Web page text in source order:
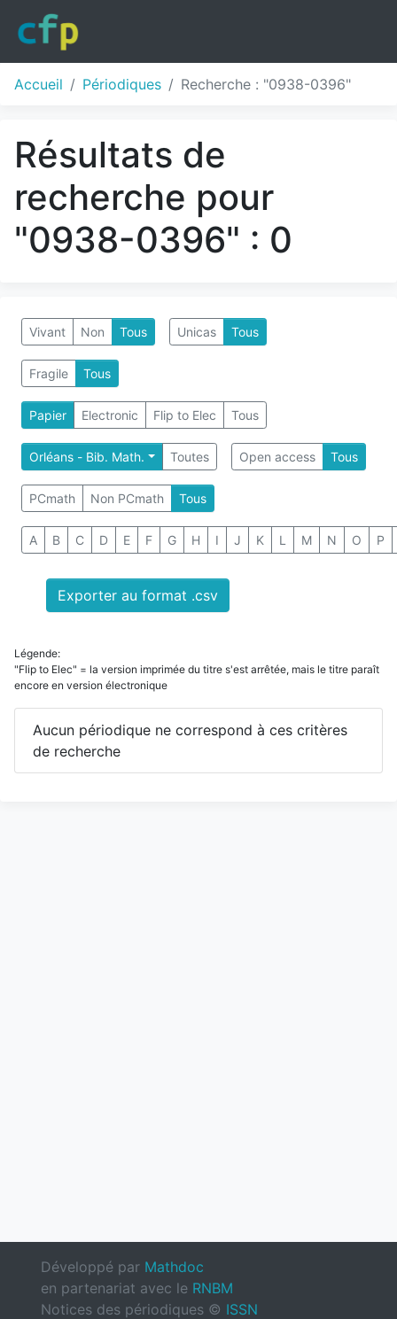
Accueil Périodiques Recherche : "0938-0396"
Résultats de
recherche pour
"0938-0396" : 0
Vivant Non Tous Unicas Tous
Fragile Tous
Papier Electronic Flip to Elec Tous
Orléans - Bib. Math. Toutes Open access Tous
PCmath Non PCmath Tous
A B C D E F G H I J K L M N O P
Exporter au format .csv
Légende:
"Flip to Elec" = la version imprimée du titre s'est arrêtée, mais le titre paraît
encore en version électronique
Aucun périodique ne correspond à ces critères
de recherche
Développé par Mathdoc
en partenariat avec le RNBM
Notices des périodiques © ISSN